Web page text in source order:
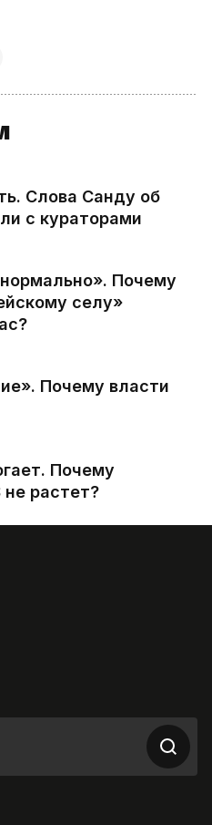
Слова Санду об
с кураторами
Почему
селу»
Почему власти
Почему
не растет?